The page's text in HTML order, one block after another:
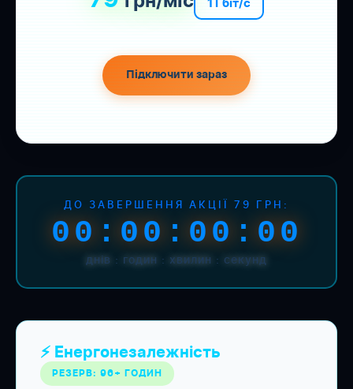
1 Гбіт/с
Підключити зараз
ДО ЗАВЕРШЕННЯ АКЦІЇ 79 ГРН:
00:00:00:00
днів : годин : хвилин : секунд
⚡ Енергонезалежність
РЕЗЕРВ: 96+ ГОДИН